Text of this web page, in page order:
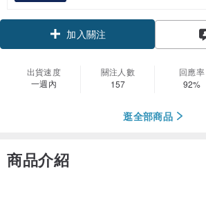
加入關注
出貨速度
一週內
關注人數
157
回應率
92%
逛全部商品
商品介紹